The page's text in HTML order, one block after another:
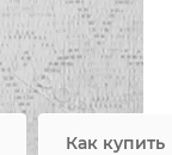
Как купить